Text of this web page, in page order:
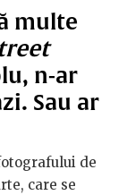
multe
n-ar
Sau ar
de
care se